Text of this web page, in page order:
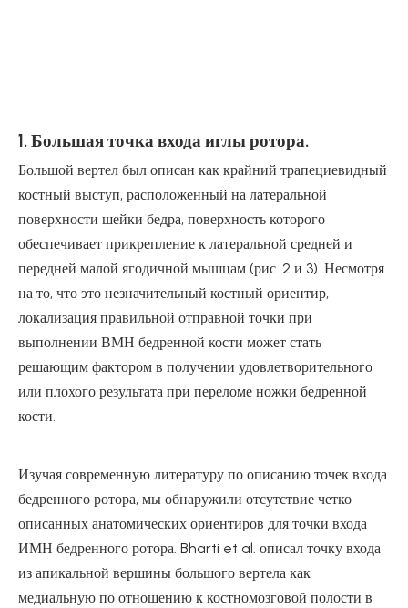
1. Большая точка входа иглы ротора.
Большой вертел был описан как крайний трапециевидный
костный выступ, расположенный на латеральной
поверхности шейки бедра, поверхность которого
обеспечивает прикрепление к латеральной средней и
передней малой ягодичной мышцам (рис. 2 и 3). Несмотря
на то, что это незначительный костный ориентир,
локализация правильной отправной точки при
выполнении ВМН бедренной кости может стать
решающим фактором в получении удовлетворительного
или плохого результата при переломе ножки бедренной
кости.
Изучая современную литературу по описанию точек входа
бедренного ротора, мы обнаружили отсутствие четко
описанных анатомических ориентиров для точки входа
ИМН бедренного ротора. Bharti et al. описал точку входа
из апикальной вершины большого вертела как
медиальную по отношению к костномозговой полости в